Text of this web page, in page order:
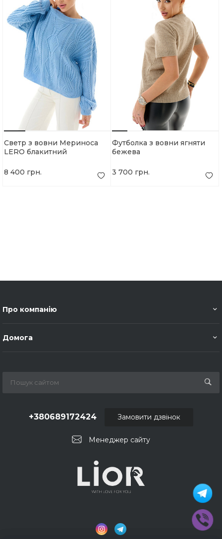
Светр з вовни Мериноса
LERO блакитний
8 400 грн.
Футболка з вовни ягняти
бежева
3 700 грн.
Про компанію
Домога
Менеджер сайту
+380689172424 Замовити дзвінок